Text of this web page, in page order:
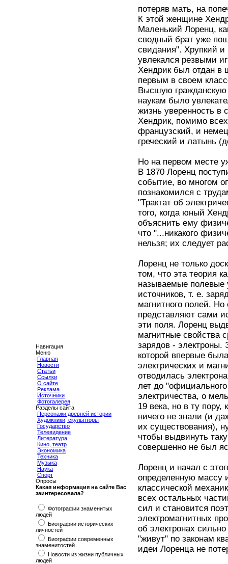
Навигация
Меню
Главная
Новости
Статьи
Ссылки
О сайте
Реклама
Источники
Фотогалерея
Разделы сайта
Персонажи древней истории
Художники, скульпторы
Государство
Телевидение
Литература
Кино, театр
Экономика
Техника
Музыка
Наука
Спорт
Опросы
Какая информация на сайте Вас
заинтересовала?
Фотографии знаменитых
людей
Биографии исторических
личностей
Биографии современных
знаменитостей
Новости из жизни публичных
людей
потеряв мать, на
К этой женщине
Маленький Лоренц,
сводный брат уже
свидания". Хрупкий
увлекался резвыми
Хендрик был отдан в
первым в своем
Высшую
наукам было
жизнь уверенность в
Хендрик, помимо
французский, и
греческий и латынь
Но на первом месте
В 1870 Лоренц
событие, во многом
познакомился с
"Трактат об
того, когда юный
объяснить ему
что "...никакого
нельзя; их следует
Лоренц не только
том, что эта теория
называемые полевые
источников, т. е.
магнитного полей.
представляют сами
эти поля. Лоренц
магнитные свойства
зарядов - электроны.
которой впервые
электрических и
отводилась
лет до
электричества, о
19 века, но в ту
ничего не знали (и
их существования),
чтобы выдвинуть
совершенно не был
Лоренц и начал с
определенную массу
классической
всех остальных
сил и становится
электромагнитных
об электронах
"живут" по законам
идеи Лоренца не